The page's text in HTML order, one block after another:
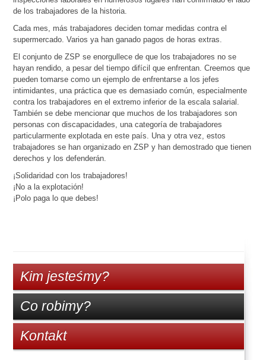
de los trabajadores de la historia.
Cada mes, más trabajadores deciden tomar medidas contra el
supermercado. Varios ya han ganado pagos de horas extras.
El conjunto de ZSP se enorgullece de que los trabajadores no se
hayan rendido, a pesar del tiempo difícil que enfrentan. Creemos que
pueden tomarse como un ejemplo de enfrentarse a los jefes
intimidantes, una práctica que es demasiado común, especialmente
contra los trabajadores en el extremo inferior de la escala salarial.
También se debe mencionar que muchos de los trabajadores son
personas con discapacidades, una categoría de trabajadores
particularmente explotada en este país. Una y otra vez, estos
trabajadores se han organizado en ZSP y han demostrado que tienen
derechos y los defenderán.
¡Solidaridad con los trabajadores!
¡No a la explotación!
¡Polo paga lo que debes!
Kim jesteśmy?
Co robimy?
Kontakt